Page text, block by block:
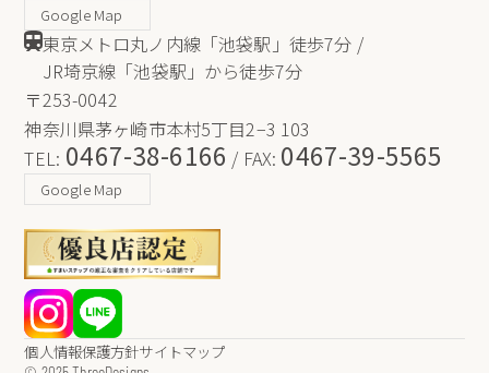
Google Map
東京メトロ丸ノ内線「池袋駅」徒歩7分 /
JR埼京線「池袋駅」から徒歩7分
〒253-0042
神奈川県茅ヶ崎市本村5丁目2−3 103
TEL: 0467-38-6166 / FAX: 0467-39-5565
Google Map
個人情報保護方針サイトマップ